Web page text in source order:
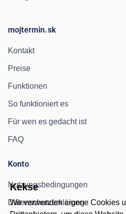
mojtermin.sk
Kontakt
Preise
Funktionen
So funktioniert es
Für wen es gedacht ist
FAQ
Konto
Nutzungsbedingungen
Datenschutzerklärung
Kekse
Wir verwenden eigene Cookies